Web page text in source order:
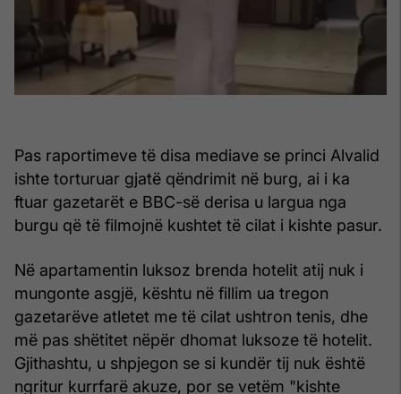
Pas raportimeve të disa mediave se princi Alvalid
ishte torturuar gjatë qëndrimit në burg, ai i ka
ftuar gazetarët e BBC-së derisa u largua nga
burgu që të filmojnë kushtet të cilat i kishte pasur.
Në apartamentin luksoz brenda hotelit atij nuk i
mungonte asgjë, kështu në fillim ua tregon
gazetarëve atletet me të cilat ushtron tenis, dhe
më pas shëtitet nëpër dhomat luksoze të hotelit.
Gjithashtu, u shpjegon se si kundër tij nuk është
ngritur kurrfarë akuze, por se vetëm "kishte